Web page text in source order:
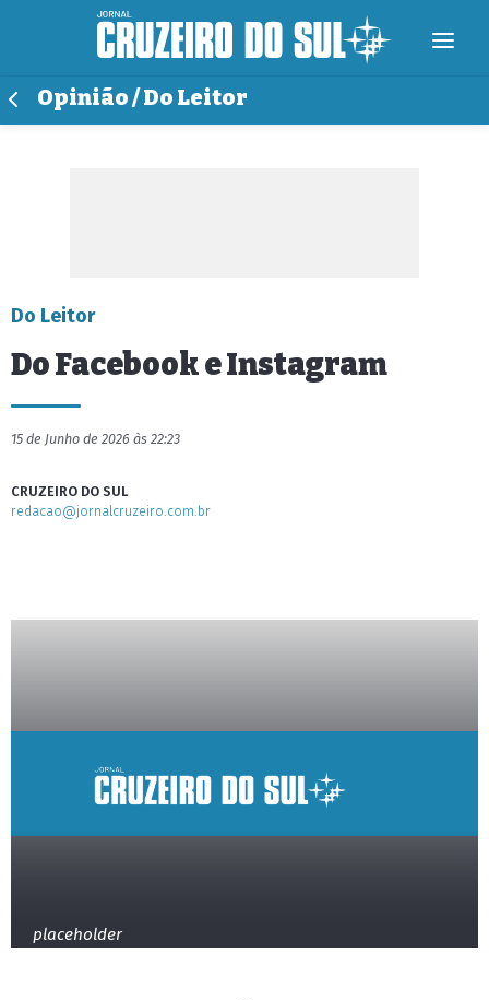
Opinião / Do Leitor
Do Leitor
Do Facebook e Instagram
15 de Junho de 2026 às 22:23
CRUZEIRO DO SUL
redacao@jornalcruzeiro.com.br
placeholder